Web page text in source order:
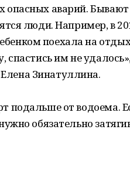
опасных аварий.
люди. Например, в
поехала на
спастись им не
Зинатуллина.
подальше от водоема.
обязательно